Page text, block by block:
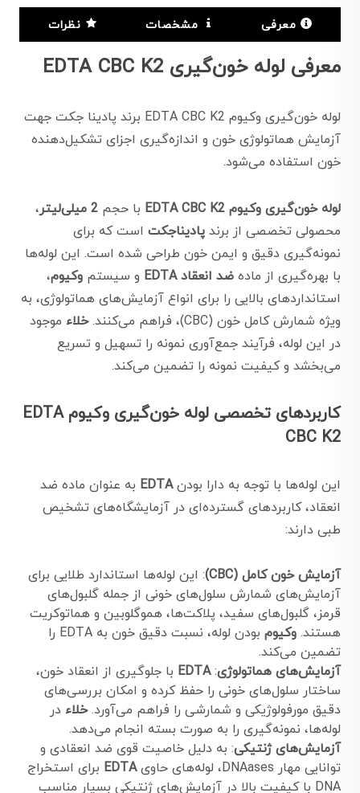
معرفی مشخصات نظرات
معرفی لوله خون‌گیری EDTA CBC K2
لوله خون‌گیری وکیوم EDTA CBC K2 برند پادینا جکت جهت
آزمایش هماتولوژی خون و اندازه‌گیری اجزای تشکیل‌دهنده
خون استفاده می‌شود.
لوله خون‌گیری وکیوم EDTA CBC K2 با حجم 2 میلی‌لیتر
،
محصولی تخصصی از برند پادیناجکت است که برای
نمونه‌گیری دقیق و ایمن خون طراحی شده است. این لوله‌ها
با بهره‌گیری از ماده ضد انعقاد EDTA و سیستم وکیوم،
استانداردهای بالایی را برای انواع آزمایش‌های هماتولوژی، به
ویژه شمارش کامل خون (CBC)، فراهم می‌کنند.
خلاء موجود
در این لوله، فرآیند جمع‌آوری نمونه را تسهیل و تسریع
می‌بخشد و کیفیت نمونه را تضمین می‌کند.
کاربردهای تخصصی لوله خون‌گیری وکیوم EDTA
CBC K2
این لوله‌ها با توجه به دارا بودنEDTA به عنوان ماده ضد
انعقاد، کاربردهای گسترده‌ای در آزمایشگاه‌های تشخیص
طبی دارند:
آزمایش خون کامل (CBC)
: این لوله‌ها استاندارد طلایی برای
آزمایش‌های شمارش سلول‌های خونی از جمله گلبول‌های
قرمز، گلبول‌های سفید، پلاکت‌ها، هموگلوبین و هماتوکریت
هستند. وکیوم
بودن لوله، نسبت دقیق خون به EDTA را
تضمین می‌کند.
آزمایش‌های هماتولوژی:
EDTA با جلوگیری از انعقاد خون،
ساختار سلول‌های خونی را حفظ کرده و امکان بررسی‌های
دقیق مورفولوژیکی و شمارشی را فراهم می‌آورد.خلاء در
لوله‌ها، نمونه‌گیری را به صورت بسته انجام می‌دهد.
آزمایش‌های ژنتیکی: به دلیل خاصیت قوی ضد انعقادی و
توانایی مهار DNAases، لوله‌های حاوی
EDTA برای استخراج
DNA با کیفیت بالا در آزمایش‌های ژنتیکی بسیار مناسب